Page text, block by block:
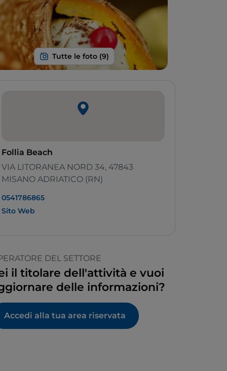
Follia Beach
VIA LITORANEA NORD 34, 47843
MISANO ADRIATICO (RN)
0541786865
Sito Web
DEL SETTORE
il titolare dell'attività e vuoi
delle informazioni?
Accedi alla tua area riservata